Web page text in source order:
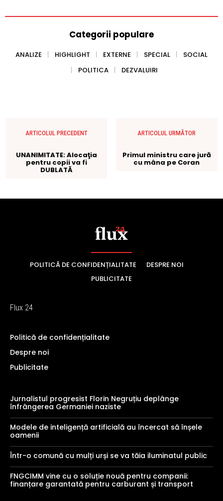
POLITICĂ DE CONFIDENȚIALITATE
DESPRE NOI
PUBLICITATE
Flux 24
Politică de confidențialitate
Despre noi
Publicitate
Jurnalistul progresist Florin Negruțiu deplânge
înfrângerea Germaniei naziste
Modele de inteligență artificială au încercat să înșele
oamenii
Într-o comună cu mulți urși se va tăia iluminatul public
FNGCIMM vine cu o soluție nouă pentru companii:
finanțare garantată pentru carburant și transport